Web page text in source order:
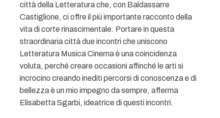
città della Letteratura che, con Baldassarre
Castiglione, ci offre il più importante racconto della
vita di corte rinascimentale. Portare in questa
straordinaria città due incontri che uniscono
Letteratura Musica Cinema è una coincidenza
voluta, perché creare occasioni affinché le arti si
incrocino creando inediti percorsi di conoscenza e di
bellezza è un mio impegno da sempre, afferma
Elisabetta Sgarbi, ideatrice di questi incontri.